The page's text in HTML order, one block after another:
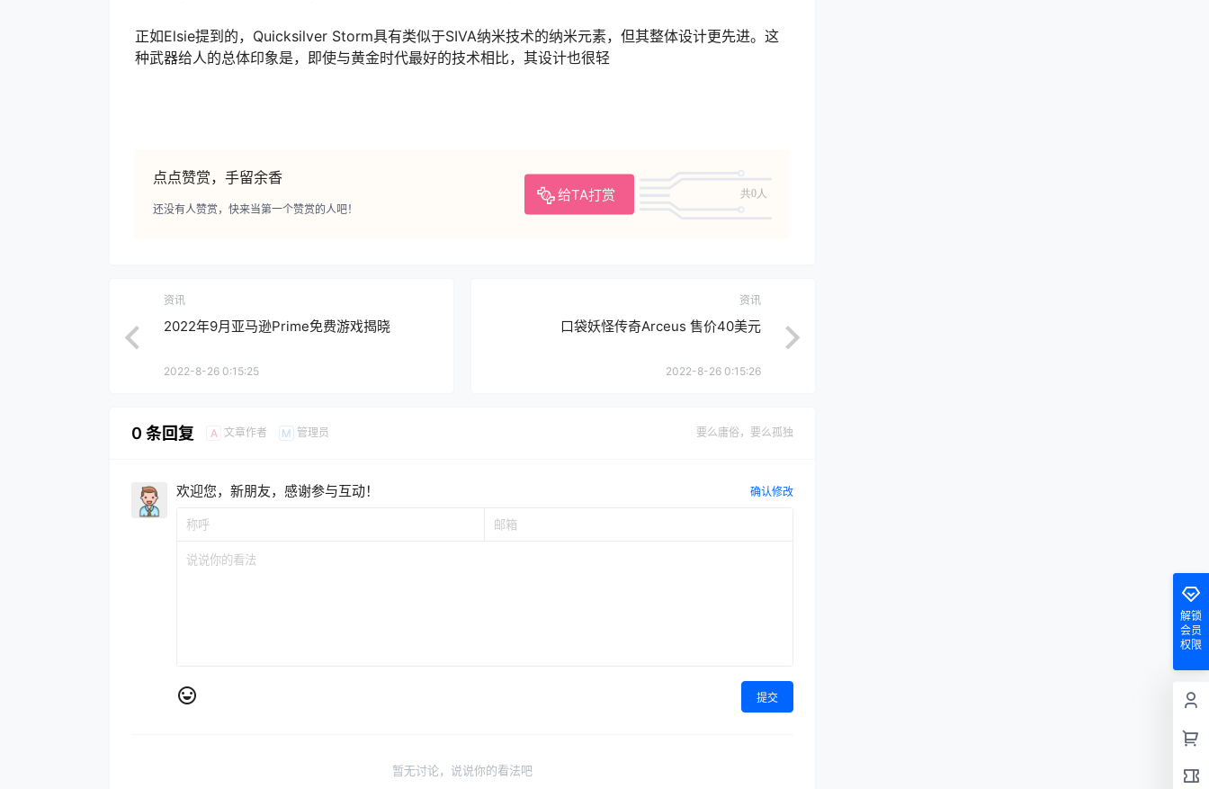
正如Elsie提到的，Quicksilver Storm具有类似于SIVA纳米技术的纳米元素，但其整体设计更先进。这
种武器给人的总体印象是，即使与黄金时代最好的技术相比，其设计也很轻
点点赞赏，手留余香
给TA打赏 共0人
还没有人赞赏，快来当第一个赞赏的人吧！
资讯
2022年9月亚马逊Prime免费游戏揭晓
2022-8-26 0:15:25
资讯
口袋妖怪传奇Arceus 售价40美元
2022-8-26 0:15:26
0 条回复 A 文章作者 M 管理员 要么庸俗，要么孤独
欢迎您，新朋友，感谢参与互动！ 确认修改
提交
暂无讨论，说说你的看法吧
解锁
会员
权限